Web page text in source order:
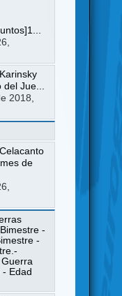
Karinsky
Jue...
2018,
Celacanto
de
-
-
Edad